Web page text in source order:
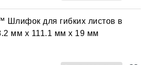
Шлифок для гибких листов в
мм x 111.1 мм x 19 мм